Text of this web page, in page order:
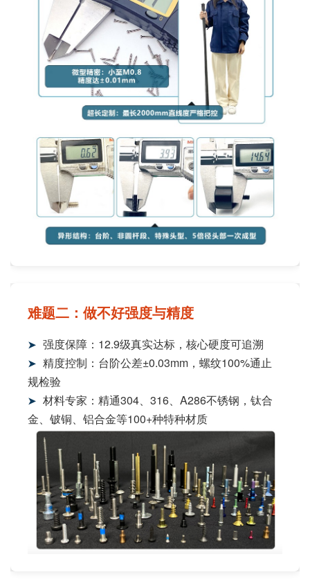
难题二：做不好强度与精度
➤ 强度保障：12.9级真实达标，核心硬度可追溯
➤ 精度控制：台阶公差±0.03mm，螺纹100%通止
规检验
➤ 材料专家：精通304、316、A286不锈钢，钛合
金、铍铜、铝合金等100+种特种材质